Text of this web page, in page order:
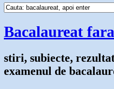
Bacalaureat
stiri, subiecte,
examenul de